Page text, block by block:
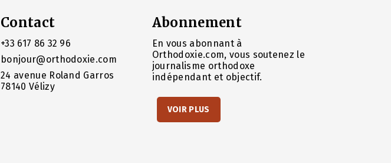
Contact
+33 617 86 32 96
bonjour@orthodoxie.com
24 avenue Roland Garros
78140 Vélizy
Abonnement
En vous abonnant à
Orthodoxie.com, vous soutenez le
journalisme orthodoxe
indépendant et objectif.
VOIR PLUS